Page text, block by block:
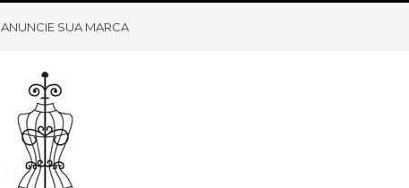
ANUNCIE SUA MARCA